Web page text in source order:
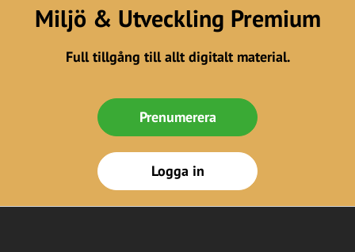
Miljö & Utveckling Premium
Full tillgång till allt digitalt material.
Prenumerera
Logga in